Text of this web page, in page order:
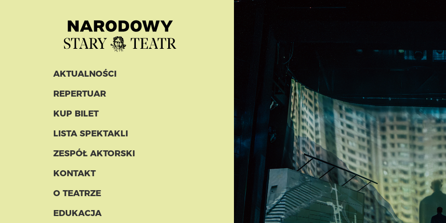
AKTUALNOŚCI
REPERTUAR
KUP BILET
LISTA SPEKTAKLI
ZESPÓŁ AKTORSKI
KONTAKT
O TEATRZE
EDUKACJA